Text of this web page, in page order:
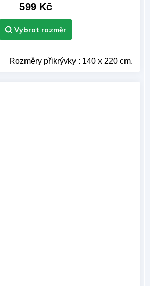
599 Kč
Rozměry přikrývky : 140 x 220 cm.